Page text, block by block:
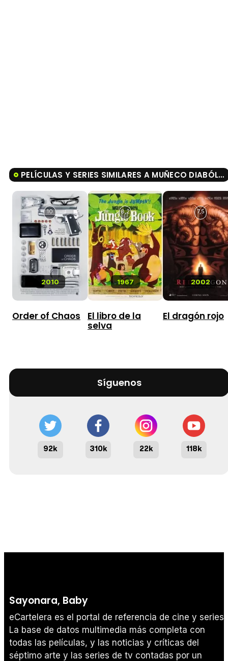
PELÍCULAS Y SERIES SIMILARES A MUÑECO DIABÓLICO 2
2010
10
Order of Chaos
1967
8,2
El libro de la
selva
2002
7,5
El dragón rojo
Síguenos
92k 310k 22k 118k
Sayonara, Baby
eCartelera es el portal de referencia de cine y series.
La base de datos multimedia más completa con
todas las películas, y las noticias y críticas del
séptimo arte y las series de tv contadas por un